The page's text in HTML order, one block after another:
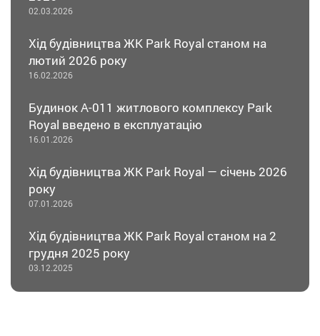
02.03.2026
Хід будівництва ЖК Park Royal станом на
лютий 2026 року
16.02.2026
Будинок А-011 житлового комплексу Park
Royal введено в експлуатацію
16.01.2026
Хід будівництва ЖК Park Royal — січень 2026
року
07.01.2026
Хід будівництва ЖК Park Royal станом на 2
грудня 2025 року
03.12.2025